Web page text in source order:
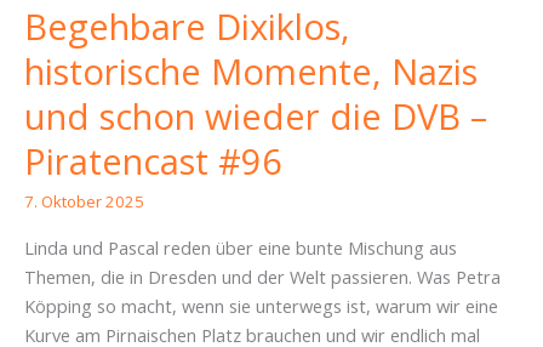
Begehbare Dixiklos,
historische Momente, Nazis
und schon wieder die DVB –
Piratencast #96
7. Oktober 2025
Linda und Pascal reden über eine bunte Mischung aus
Themen, die in Dresden und der Welt passieren. Was Petra
Köpping so macht, wenn sie unterwegs ist, warum wir eine
Kurve am Pirnaischen Platz brauchen und wir endlich mal